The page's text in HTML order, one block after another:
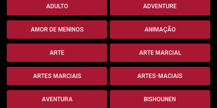
ADULTO ADVENTURE
AMOR DE MENINOS ANIMAÇÃO
ARTE ARTE MARCIAL
ARTES MARCIAIS ARTES-MACIAIS
AVENTURA BISHOUNEN